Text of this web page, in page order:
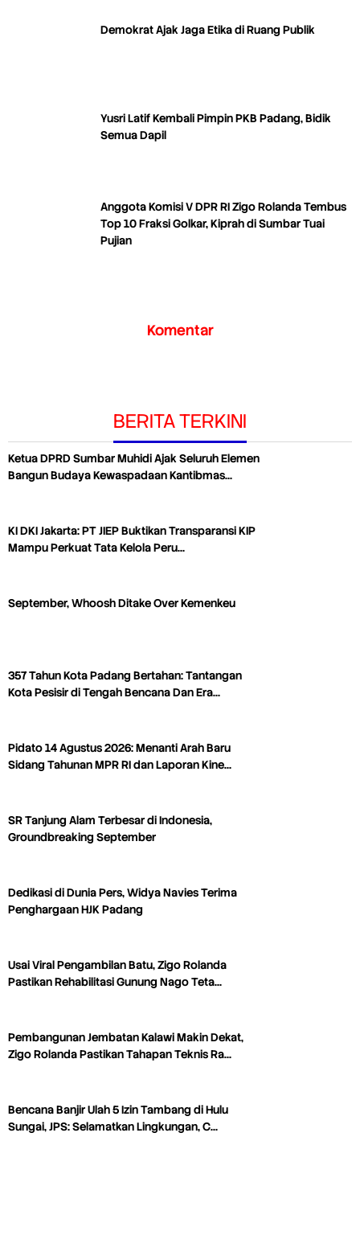
Demokrat Ajak Jaga Etika di Ruang Publik
Yusri Latif Kembali Pimpin PKB Padang, Bidik
Semua Dapil
Anggota Komisi V DPR RI Zigo Rolanda Tembus
Top 10 Fraksi Golkar, Kiprah di Sumbar Tuai
Pujian
Komentar
BERITA TERKINI
Ketua DPRD Sumbar Muhidi Ajak Seluruh Elemen
Bangun Budaya Kewaspadaan Kantibmas…
KI DKI Jakarta: PT JIEP Buktikan Transparansi KIP
Mampu Perkuat Tata Kelola Peru…
September, Whoosh Ditake Over Kemenkeu
357 Tahun Kota Padang Bertahan: Tantangan
Kota Pesisir di Tengah Bencana Dan Era…
Pidato 14 Agustus 2026: Menanti Arah Baru
Sidang Tahunan MPR RI dan Laporan Kine…
SR Tanjung Alam Terbesar di Indonesia,
Groundbreaking September
Dedikasi di Dunia Pers, Widya Navies Terima
Penghargaan HJK Padang
Usai Viral Pengambilan Batu, Zigo Rolanda
Pastikan Rehabilitasi Gunung Nago Teta…
Pembangunan Jembatan Kalawi Makin Dekat,
Zigo Rolanda Pastikan Tahapan Teknis Ra…
Bencana Banjir Ulah 5 Izin Tambang di Hulu
Sungai, JPS: Selamatkan Lingkungan, C…